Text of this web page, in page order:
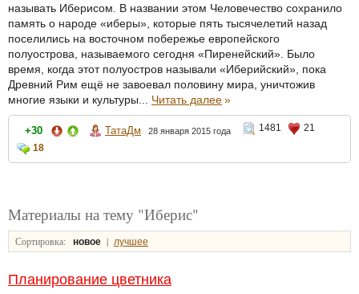
называть Иберисом. В названии этом Человечество сохранило
память о народе «иберы», которые пять тысячелетий назад
поселились на восточном побережье европейского
полуострова, называемого сегодня «Пиренейский». Было
время, когда этот полуостров называли «Иберийский», пока
Древний Рим ещё не завоевал половину мира, уничтожив
многие языки и культуры... Читать далее»
+30 ТатаДм 28 января 2015 года 1481
21
18
Материалы на тему "Иберис"
Сортировка: новое | лучшее
Планирование цветника